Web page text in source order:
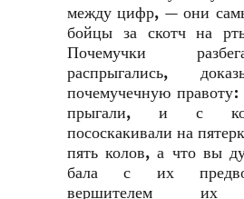
между цифр, — они
бойцы за скотч на
Почемучки
распрыгались,
почемучечную
прыгали, и с
пососкакивали на
пять колов, а что вы
бала с их
вершителем их